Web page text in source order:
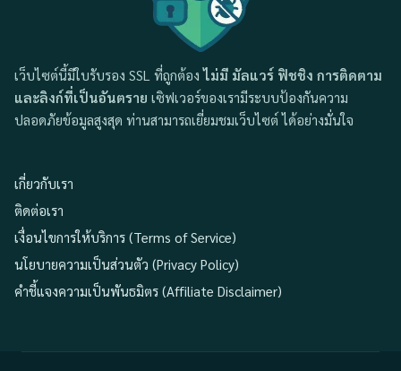
เว็บไซต์นี้มีใบรับรอง SSL ที่ถูกต้องไม่มี มัลแวร์ ฟิชชิง การติดตาม
และลิงก์ที่เป็นอันตราย เซิฟเวอร์ของเรามีระบบป้องกันความ
ปลอดภัยข้อมูลสูงสุด ท่านสามารถเยี่ยมชมเว็บไซต์ ได้อย่างมั่นใจ
เกี่ยวกับเรา
ติดต่อเรา
เงื่อนไขการให้บริการ (Terms of Service)
นโยบายความเป็นส่วนตัว (Privacy Policy)
คำชี้แจงความเป็นพันธมิตร (Affiliate Disclaimer)